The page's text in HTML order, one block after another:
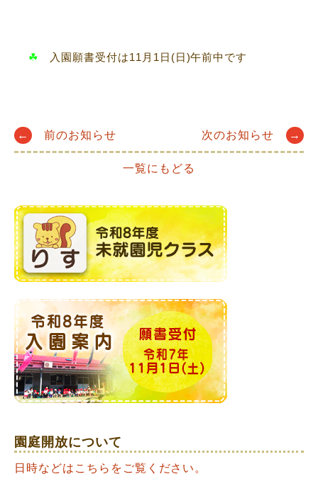
☘ 入園願書受付は11月1日(日)午前中です
Post
← 前のお知らせ 次のお知らせ →
一覧にもどる
園庭開放について
日時などはこちらをご覧ください。